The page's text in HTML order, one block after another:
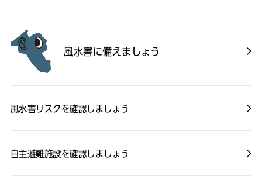
風水害に備えましょう
風水害リスクを確認しましょう
自主避難施設を確認しましょう